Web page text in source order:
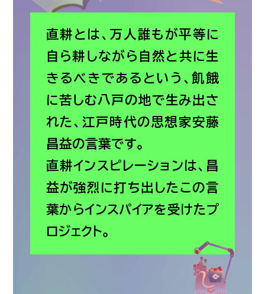
直耕とは、万人誰もが平等に
自ら耕しながら自然と共に生
きるべきであるという、飢餓
に苦しむ八戸の地で生み出さ
れた、江戸時代の思想家安藤
昌益の言葉です。
直耕インスピレーションは、昌
益が強烈に打ち出したこの言
葉からインスパイアを受けたプ
ロジェクト。